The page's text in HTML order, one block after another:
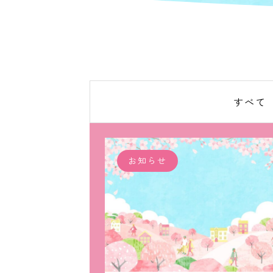
すべて
お知らせ